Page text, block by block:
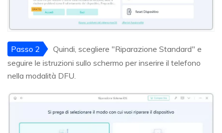
Passo 2
Quindi, scegliere "Riparazione Standard" e
seguire le istruzioni sullo schermo per inserire il telefono
nella modalità DFU.